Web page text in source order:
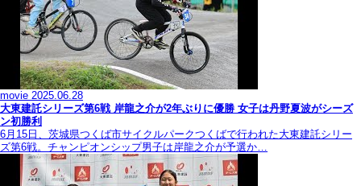
movie 2025.06.28
大東建託シリーズ第6戦 岸龍之介が2年ぶりに優勝 女子は丹野夏波がシーズ
ン初勝利
6月15日、茨城県つくば市サイクルパークつくばで行われた大東建託シリー
ズ第6戦。チャンピオンシップ男子は岸龍之介が予選か…